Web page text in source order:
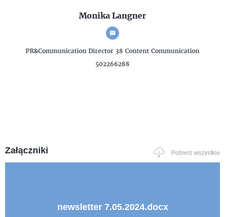
Monika Langner
PR&Communication Director 38 Content Communication
502266288
Załączniki Pobierz wszystkie
newsletter 7.05.2024.docx